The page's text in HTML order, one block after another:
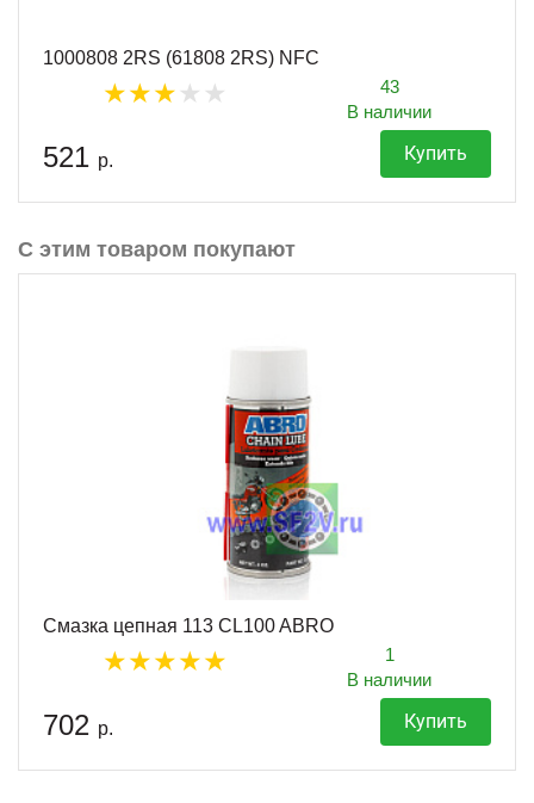
1000808 2RS (61808 2RS) NFC
43
В наличии
521 р. Купить
С этим товаром покупают
Смазка цепная 113 CL100 ABRO
1
В наличии
702 р. Купить